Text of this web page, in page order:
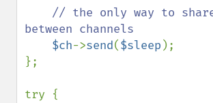
// the only way to
between channels
$ch->send($sleep );
};
try {